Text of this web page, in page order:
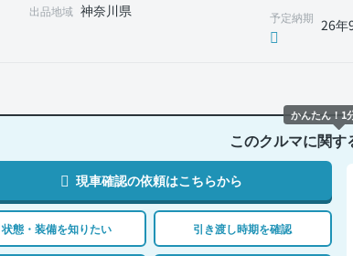
出品地域 神奈川県 予定納期 26年
このクルマに関
現車確認の依頼はこちらから
状態・装備を知りたい 引き渡し時期を確認
かんたん！1